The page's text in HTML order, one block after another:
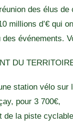
des élus de
millions d’€ qui
événements.
DU
station vélo sur
pour 3 700€,
de la piste